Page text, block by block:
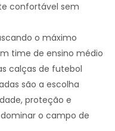
confortável sem
o máximo
time de ensino médio
calças de futebol
são a escolha
proteção e
o campo de